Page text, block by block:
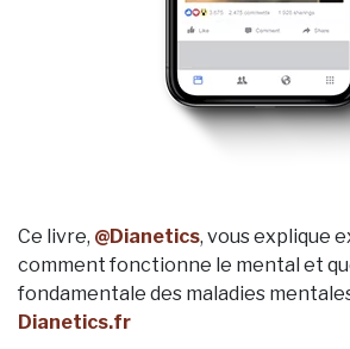
Ce livre, @Dianetics, vous explique
comment fonctionne le mental et
fondamentale des maladies
Dianetics.fr